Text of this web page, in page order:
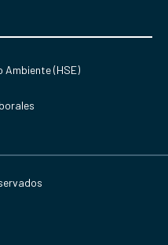
Ambiente (HSE)